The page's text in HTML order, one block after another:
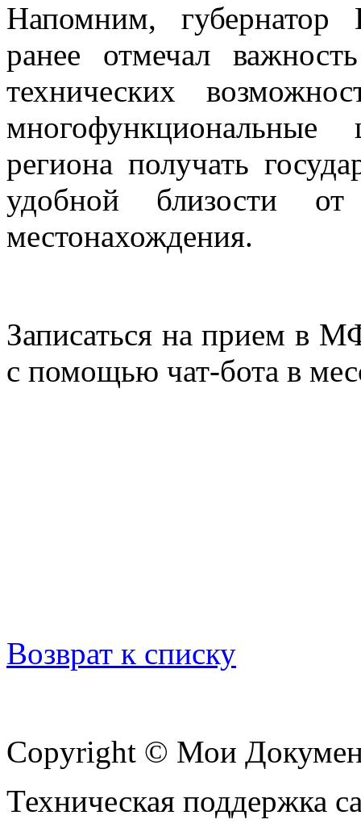
Напомним,
ранее отмечал
технических
региона получать
удобной близости
местонахождения.
Записаться на прием в
с помощью чат-бота в
Возврат к списку
Copyright © Мои
Техническая поддержка